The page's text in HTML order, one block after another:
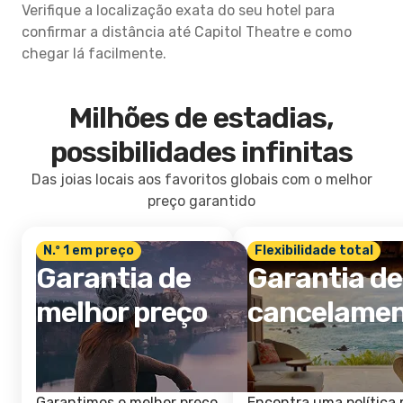
Verifique a localização exata do seu hotel para
confirmar a distância até Capitol Theatre e como
chegar lá facilmente.
Milhões de estadias,
possibilidades infinitas
Das joias locais aos favoritos globais com o melhor
preço garantido
N.º 1 em preço
Garantia de
melhor preço
Flexibilidade total
Garantia de